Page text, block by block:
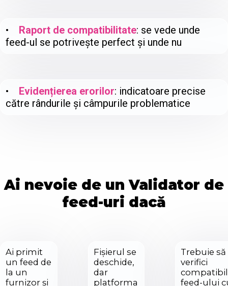
• Raport de compatibilitate: se vede unde
feed-ul se potrivește perfect și unde nu
• Evidențierea erorilor: indicatoare precise
către rândurile și câmpurile problematice
Ai nevoie de un Validator de
feed-uri dacă
Ai primit
un feed de
la un
furnizor și
Fișierul se
deschide,
dar
platforma
Trebuie să
verifici
feed-ului